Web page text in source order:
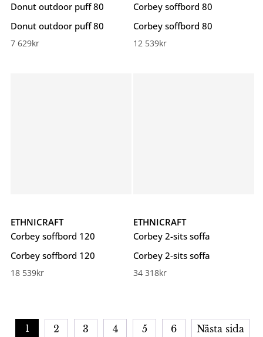
Donut outdoor puff 80
Donut outdoor puff 80
7 629kr
Corbey soffbord 80
Corbey soffbord 80
12 539kr
ETHNICRAFT
Corbey soffbord 120
Corbey soffbord 120
18 539kr
ETHNICRAFT
Corbey 2-sits soffa
Corbey 2-sits soffa
34 318kr
1 2 3 4 5 6 Nästa sida